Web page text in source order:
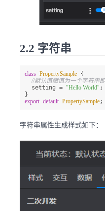
2.2 字符串
class PropertySample {
//默认值赋值为一个字符串
  setting =
"Hello World" ;
export default PropertySample;
字符串属性生成样式如下：